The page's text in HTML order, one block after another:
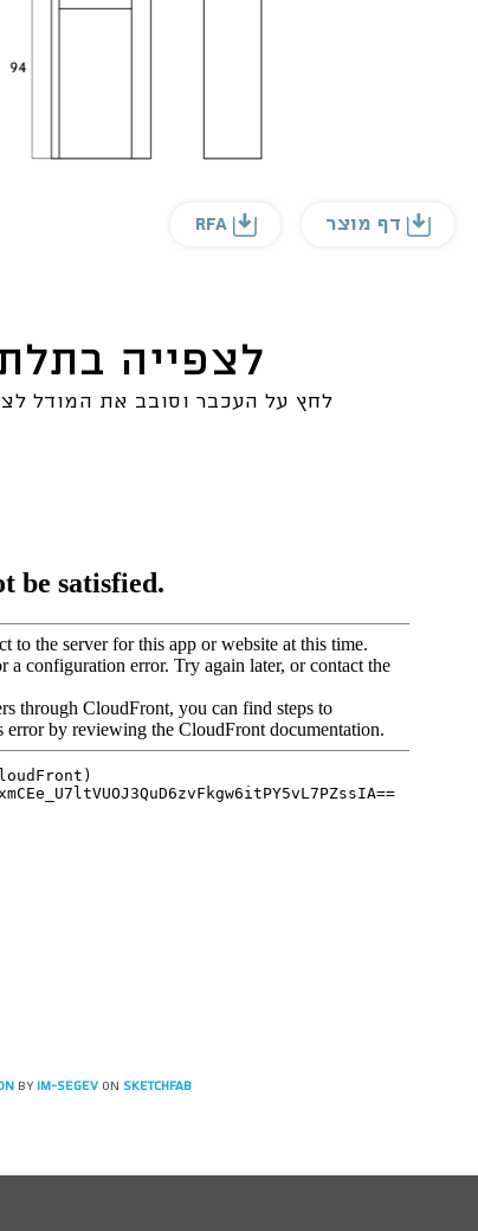
דף מוצר RFA
לצפייה
לחץ על העכבר וסובב את המודל
by IM-SEGEV on Sketchfab